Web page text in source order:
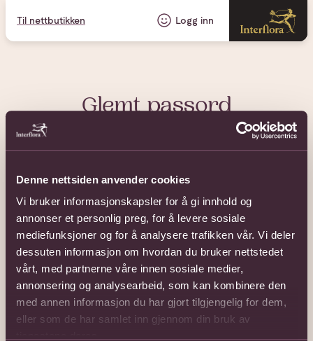
Denne nettsiden anvender cookies
Vi bruker informasjonskapsler for å gi innhold og
annonser et personlig preg, for å levere sosiale
mediefunksjoner og for å analysere trafikken vår. Vi deler
dessuten informasjon om hvordan du bruker nettstedet
vårt, med partnerne våre innen sosiale medier,
annonsering og analysearbeid, som kan kombinere den
med annen informasjon du har gjort tilgjengelig for dem,
eller som de har samlet inn gjennom din bruk av
Til nettbutikken Logg inn
Glemt passord
E-post
Tilbakestille passord
Avbryt